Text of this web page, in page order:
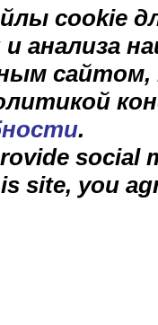
cookie
анализа
.
social
site, you